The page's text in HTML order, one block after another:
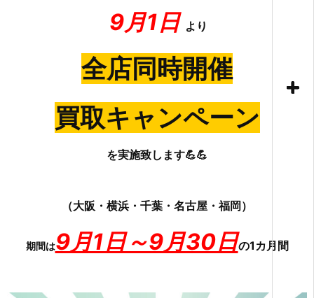
9月1日 より
全店同時開催
買取キャンペーン
を実施致します💪💪
（大阪・横浜・千葉・名古屋・福岡）
期間は9月1日～9月30日の1カ月間